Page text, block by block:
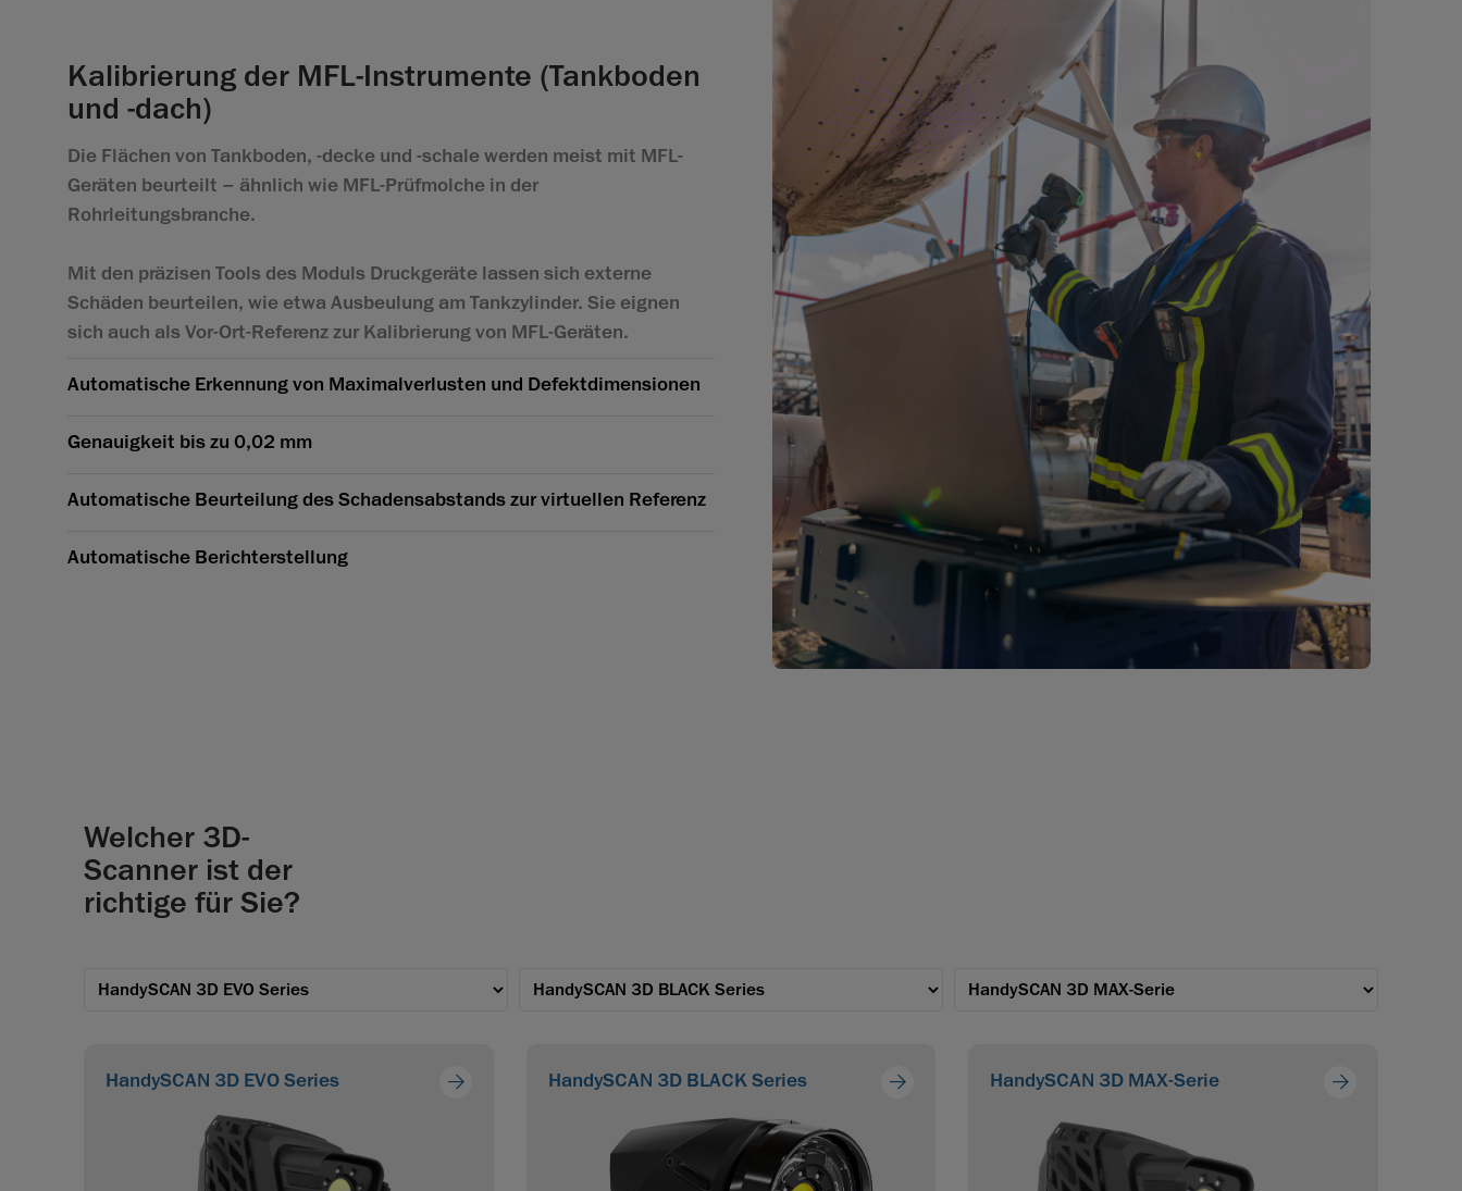
Kalibrierung der MFL-Instrumente (Tankboden
und -dach)
Die Flächen von Tankboden, -decke und -schale werden meist mit MFL-
Geräten beurteilt – ähnlich wie MFL-Prüfmolche in der
Rohrleitungsbranche.
Mit den präzisen Tools des Moduls Druckgeräte lassen sich externe
Schäden beurteilen, wie etwa Ausbeulung am Tankzylinder. Sie eignen
sich auch als Vor-Ort-Referenz zur Kalibrierung von MFL-Geräten.
Automatische Erkennung von Maximalverlusten und Defektdimensionen
Genauigkeit bis zu 0,02 mm
Automatische Beurteilung des Schadensabstands zur virtuellen Referenz
Automatische Berichterstellung
Welcher 3D-
Scanner ist der
richtige für Sie?
HandySCAN 3D EVO Series HandySCAN 3D BLACK Series HandySCAN 3D MAX-Serie